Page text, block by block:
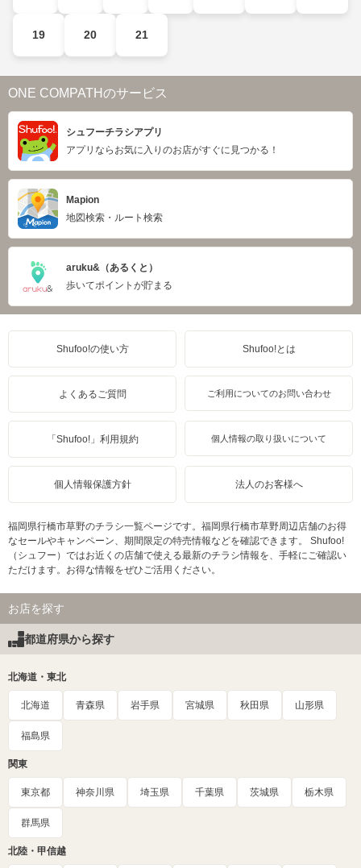
19 20 21
ONE COMPATHのサービス
シュフーチラシアプリ
アプリならお気に入りのお店がすぐに見つかる！
Mapion
地図検索・ルート検索
aruku&（あるくと）
歩いてポイントが貯まる
Shufoo!の使い方 Shufoo!とは
よくあるご質問 ご利用についてのお問い合わせ
「Shufoo!」利用規約 個人情報の取り扱いについて
個人情報保護方針 法人のお客様へ
福岡県行橋市草野のチラシ一覧ページです。福岡県行橋市草野周辺店舗のお得
なセールやキャンペーン、期間限定の特売情報などを確認できます。 Shufoo!
（シュフー）ではお近くの店舗で使える最新のチラシ情報を、手軽にご確認い
ただけます。お得な情報をぜひご活用ください。
お店を探す
都道府県から探す
北海道・東北
北海道 青森県 岩手県 宮城県 秋田県 山形県
福島県
関東
東京都 神奈川県 埼玉県 千葉県 茨城県 栃木県
群馬県
北陸・甲信越